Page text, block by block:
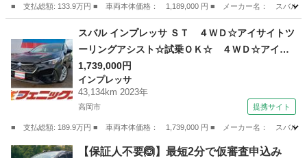
Ｃ☆試乗ＯＫ （検9.3）
■ 支払総額: 133.9万円 ■ 車両本体価格： 1,189,000 円 ■ メーカー名： スバ
インプレッサ
スバル インプレッサ ＳＴ ４ＷＤ☆アイサイトツ
ーリングアシスト☆試乗ＯＫ☆ ４ＷＤ☆アイサ
イトツーリングアシスト☆１１．６型ナビＴＶ☆
Ｂｌｕｅｔｏｏｔｈ☆全方位カメラ☆前席シート
ヒーター☆スマートキー２個☆アイドリングスト
ップ☆ＬＥＤライト☆禁煙車☆ＥＴＣ☆試乗ＯＫ
☆ （なし）
1,739,000円
インプレッサ
43,134km 2023年
高岡市 提携サイト
■ 支払総額: 189.9万円 ■ 車両本体価格： 1,739,000 円 ■ メーカー名： スバ
富山 高岡市 インプレッサ
【保証人不要🙆】最短2分で仮審査申込み